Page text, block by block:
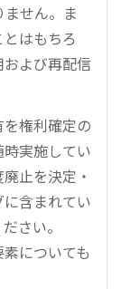
せん。ま
はもちろ
よび再配信
権利確定の
実施してい
止を決定・
含まれてい
さい。
についても